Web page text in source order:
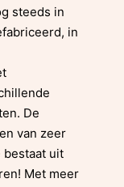
steeds in
in
De
van zeer
bestaat uit
Met meer